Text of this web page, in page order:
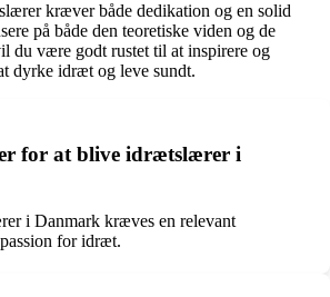
kræver både dedikation og en solid
på både den teoretiske viden og de
du være godt rustet til at inspirere og
dyrke idræt og leve sundt.
for at blive idrætslærer i
i Danmark kræves en relevant
for idræt.